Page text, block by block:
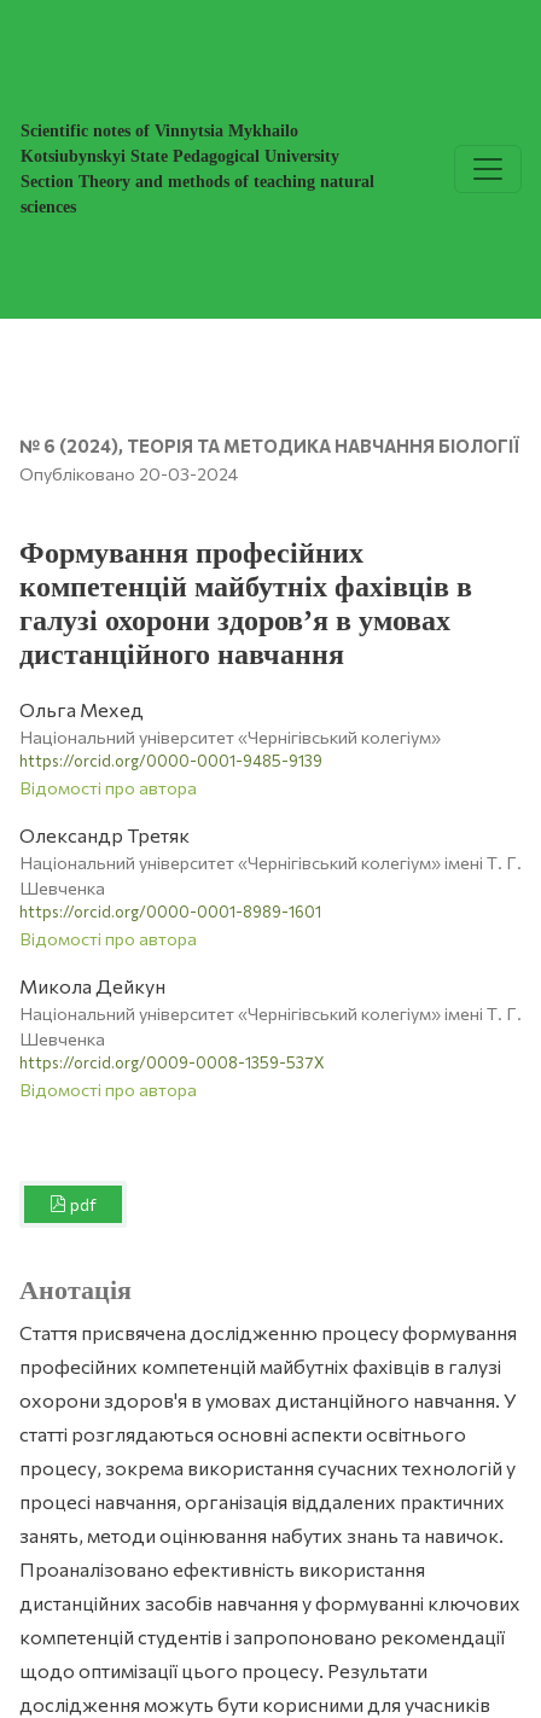
Scientific notes of Vinnytsia Mykhailo
Kotsiubynskyi State Pedagogical University
Section Theory and methods of teaching natural
sciences
№ 6 (2024), ТЕОРІЯ ТА МЕТОДИКА НАВЧАННЯ БІОЛОГІЇ
Формування професійних
компетенцій майбутніх фахівців в
галузі охорони здоров’я в умовах
дистанційного навчання
Опубліковано 20-03-2024
Ольга Мехед
Національний університет «Чернігівський колегіум»
https://orcid.org/0000-0001-9485-9139
Відомості про автора
Олександр Третяк
Національний університет «Чернігівський колегіум» імені Т. Г.
Шевченка
https://orcid.org/0000-0001-8989-1601
Відомості про автора
Микола Дейкун
Національний університет «Чернігівський колегіум» імені Т. Г.
Шевченка
https://orcid.org/0009-0008-1359-537X
Відомості про автора
pdf
Анотація
Стаття присвячена дослідженню процесу формування
професійних компетенцій майбутніх фахівців в галузі
охорони здоров'я в умовах дистанційного навчання. У
статті розглядаються основні аспекти освітнього
процесу, зокрема використання сучасних технологій у
процесі навчання, організація віддалених практичних
занять, методи оцінювання набутих знань та навичок.
Проаналізовано ефективність використання
дистанційних засобів навчання у формуванні ключових
компетенцій студентів і запропоновано рекомендації
щодо оптимізації цього процесу. Результати
дослідження можуть бути корисними для учасників